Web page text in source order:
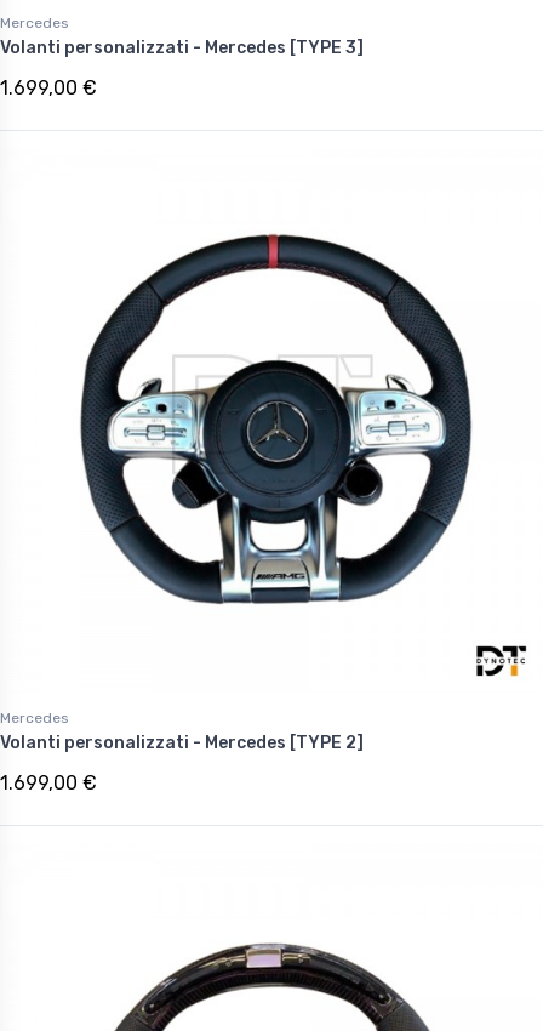
Mercedes
Volanti personalizzati - Mercedes [TYPE 3]
1.699,00 €
Mercedes
Volanti personalizzati - Mercedes [TYPE 2]
1.699,00 €